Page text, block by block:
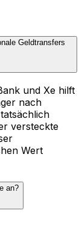
Geldtransfers
und Xe hilft
nach
versteckte
Wert
an?